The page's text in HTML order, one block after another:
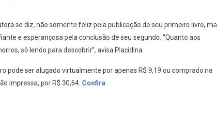
se diz, não somente feliz pela publicação de seu primeiro livro,
e esperançosa pela conclusão de seu segundo. “Quanto aos
só lendo para descobrir”, avisa Placidina.
pode ser alugado virtualmente por apenas R$ 9,19 ou comprado na
impressa, por R$ 30,64. Confira